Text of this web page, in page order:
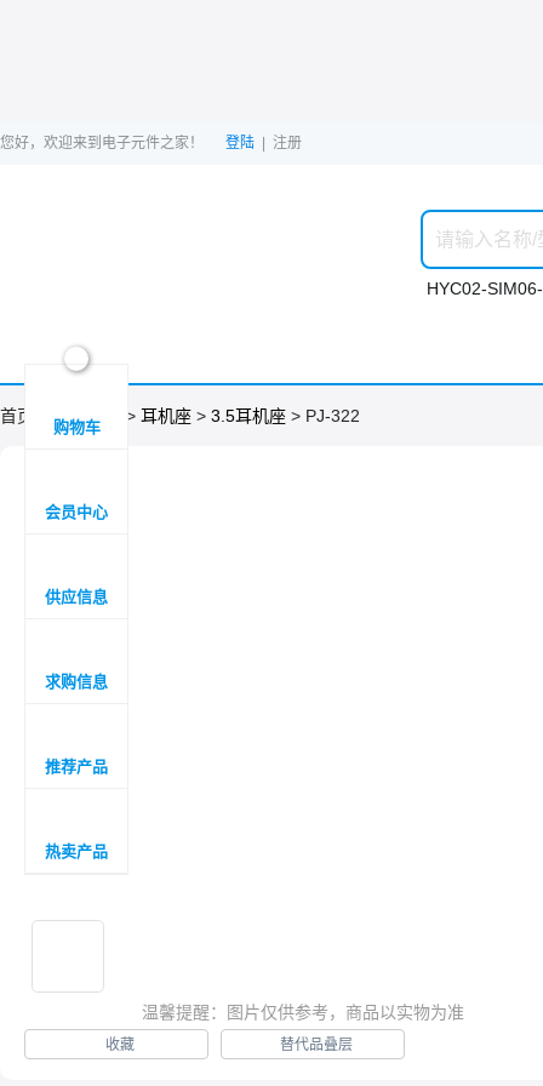
您好，欢迎来到电子元件之家！ 登陆 注册
HYC02-
首页 > 分类目录 > 耳机座 > 3.5耳机座 > PJ-322
温馨提醒：图片仅供参考，商品以实物为准
收藏 替代品叠层
ဆ
购物车
会员中心
供应信息
求购信息
推荐产品
热卖产品